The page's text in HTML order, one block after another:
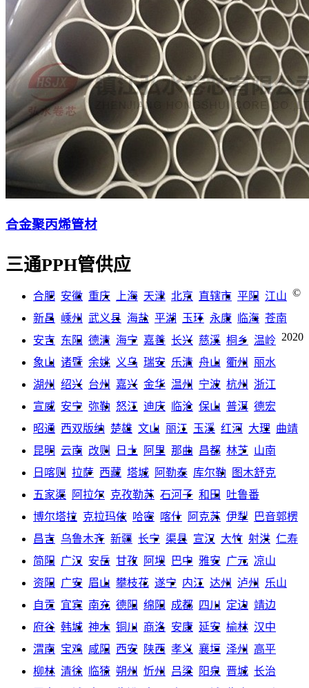
合金聚丙烯管材
三通PPH管供应
合肥 安徽 重庆 上海 天津 北京 直辖市 平阳
江山
新昌 嵊州 武义县 海盐 平湖 玉环 永康 临海 苍南
安吉 东阳 德清 海宁 嘉善 长兴 慈溪 桐乡 温岭
象山 诸暨 余姚 义乌 瑞安 乐清 舟山 衢州
丽水
湖州
绍兴 台州 嘉兴 金华 温州 宁波 杭州
浙江
宣威 安宁 弥勒 怒江 迪庆 临沧 保山 普洱 德宏
昭通 西双版纳 楚雄 文山 丽江 玉溪 红河 大理 曲靖
昆明 云南 改则 日土 阿里 那曲 昌都 林芝 山南
日喀则
拉萨 西藏 塔城 阿勒泰 库尔勒
图木舒克
五家渠
阿拉尔 克孜勒苏 石河子 和田
吐鲁番
博尔塔拉 克拉玛依 哈密 喀什 阿克苏 伊犁
巴音郭楞
昌吉 乌鲁木齐 新疆 长宁 渠县 宣汉 大竹 射洪 仁寿
简阳
广汉 安岳 甘孜 阿坝 巴中 雅安 广元 凉山
资阳
广安 眉山 攀枝花 遂宁 内江 达州 泸州
乐山
自贡 宜宾 南充 德阳 绵阳 成都 四川 定边 靖边
府谷 韩城 神木 铜川 商洛 安康 延安 榆林 汉中
渭南 宝鸡 咸阳 西安 陕西 孝义 襄垣 泽州
高平
柳林 清徐 临猗 朔州 忻州 吕梁 阳泉 晋城 长治
©
2020